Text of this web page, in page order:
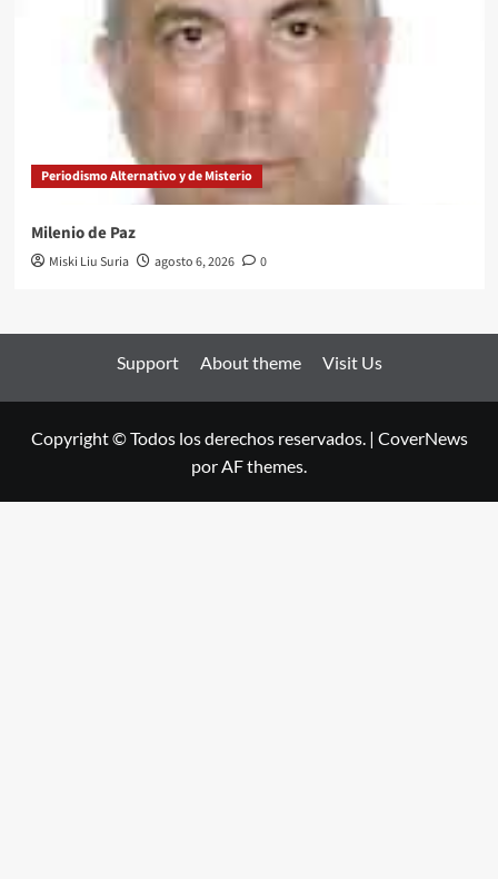
Periodismo Alternativo y de Misterio
Milenio de Paz
Miski Liu Suria agosto 6, 2026 0
Support About theme Visit Us
Copyright © Todos los derechos reservados. | CoverNews
por AF themes.